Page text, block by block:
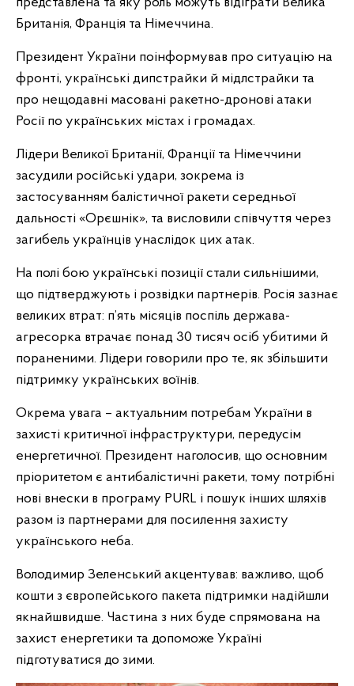
Британія, Франція та Німеччина.
Президент України поінформував про ситуацію на
фронті, українські дипстрайки й мідлстрайки та
про нещодавні масовані ракетно-дронові атаки
Росії по українських містах і громадах.
Лідери Великої Британії, Франції та Німеччини
засудили російські удари, зокрема із
застосуванням балістичної ракети середньої
дальності «Орєшнік», та висловили співчуття через
загибель українців унаслідок цих атак.
На полі бою українські позиції стали сильнішими,
що підтверджують і розвідки партнерів. Росія зазнає
великих втрат: п’ять місяців поспіль держава-
агресорка втрачає понад 30 тисяч осіб убитими й
пораненими. Лідери говорили про те, як збільшити
підтримку українських воїнів.
Окрема увага – актуальним потребам України в
захисті критичної інфраструктури, передусім
енергетичної. Президент наголосив, що основним
пріоритетом є антибалістичні ракети, тому потрібні
нові внески в програму PURL і пошук інших шляхів
разом із партнерами для посилення захисту
українського неба.
Володимир Зеленський акцентував: важливо, щоб
кошти з європейського пакета підтримки надійшли
якнайшвидше. Частина з них буде спрямована на
захист енергетики та допоможе Україні
підготуватися до зими.